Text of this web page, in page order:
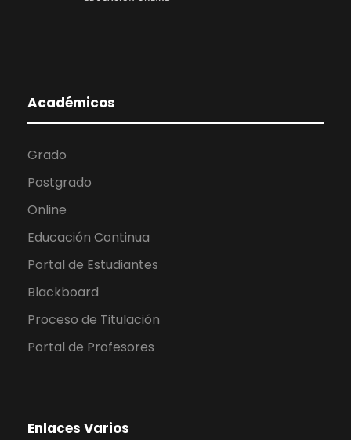
Académicos
Grado
Postgrado
Online
Educación Continua
Portal de Estudiantes
Blackboard
Proceso de Titulación
Portal de Profesores
Enlaces Varios